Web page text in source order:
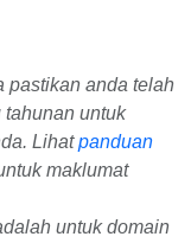
pastikan anda telah
tahunan untuk
Lihatpanduan
maklumat
untuk domain